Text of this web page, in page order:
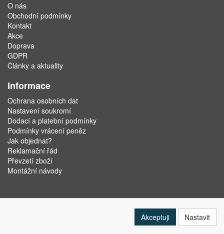
O nás
Obchodní podmínky
Kontakt
Akce
Doprava
GDPR
Články a aktuality
Informace
Ochrana osobních dat
Nastavení soukromí
Dodací a platební podmínky
Podmínky vrácení peněz
Jak objednat?
Reklamační řád
Převzetí zboží
Montážní návody
Akceptuji Nastavit